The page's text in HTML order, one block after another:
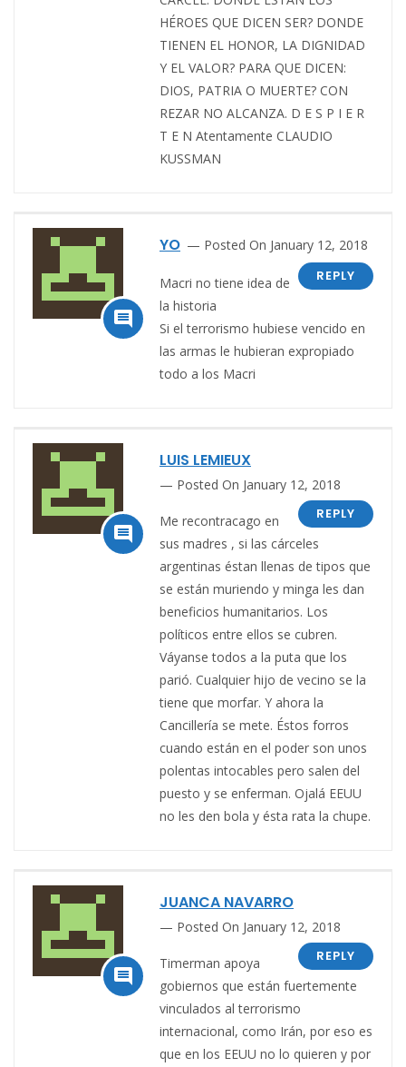
HÉROES QUE DICEN SER? DONDE
TIENEN EL HONOR, LA DIGNIDAD
Y EL VALOR? PARA QUE DICEN:
DIOS, PATRIA O MUERTE? CON
REZAR NO ALCANZA. D E S P I E R
T E N Atentamente CLAUDIO
KUSSMAN

YO
Posted On January 12, 2018
REPLY
Macri no tiene idea de
la historia
Si el terrorismo hubiese vencido en
las armas le hubieran expropiado
todo a los Macri

LUIS LEMIEUX
Posted On January 12, 2018
REPLY
Me recontracago en
sus madres , si las cárceles
argentinas éstan llenas de tipos que
se están muriendo y minga les dan
beneficios humanitarios. Los
políticos entre ellos se cubren.
Váyanse todos a la puta que los
parió. Cualquier hijo de vecino se la
tiene que morfar. Y ahora la
Cancillería se mete. Éstos forros
cuando están en el poder son unos
polentas intocables pero salen del
puesto y se enferman. Ojalá EEUU
no les den bola y ésta rata la chupe.

JUANCA NAVARRO
Posted On January 12, 2018
REPLY
Timerman apoya
gobiernos que están fuertemente
vinculados al terrorismo
internacional, como Irán, por eso es
que en los EEUU no lo quieren y por